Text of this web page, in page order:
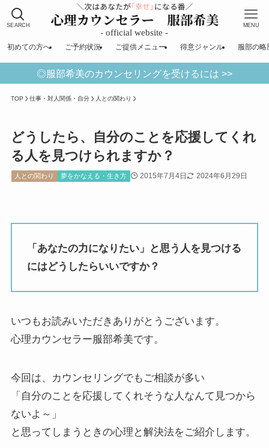
SEARCH MENU
初めての方へ ご予約状況 ご提供メニュー 得意ジャンル 服部の略
◎服部希美のカウンセリングを受けるには >>
TOP 仕事・対人関係・自分 人との関わり
どうしたら、自分のことを応援してくれ
る人を見つけられますか？
人との関わり 夢をかなえる・生き方 2015年7月4日 2024年6月29日
「あなたの力になりたい」と思う人を見つける
にはどうしたらいいですか？
いつもお読みいただきありがとうございます。
心理カウンセラー服部希美です。
今回は、カウンセリングでもご相談が多い
「自分のことを応援してくれそうな人なんて見つから
ないよ～」
と思ってしまうときの心理と解決法をご紹介します。